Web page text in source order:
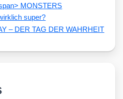
MONSTERS
super?
– DER TAG DER WAHRHEIT